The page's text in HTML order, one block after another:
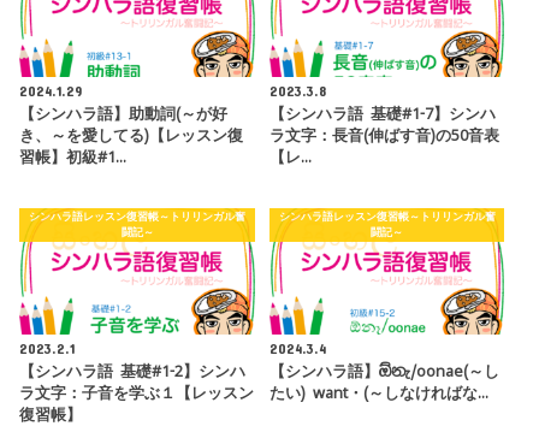
2024.1.29
【シンハラ語】助動詞(～が好
き、～を愛してる)【レッスン復
習帳】初級#1…
2023.3.8
【シンハラ語 基礎#1-7】シンハ
ラ文字：長音(伸ばす音)の50音表
【レ…
シンハラ語レッスン復習帳～トリリンガル奮
闘記～
2023.2.1
【シンハラ語 基礎#1-2】シンハ
ラ文字：子音を学ぶ１【レッスン
復習帳】
シンハラ語レッスン復習帳～トリリンガル奮
闘記～
2024.3.4
【シンハラ語】ඕනැ/oonae(～し
たい) want・(～しなければな…